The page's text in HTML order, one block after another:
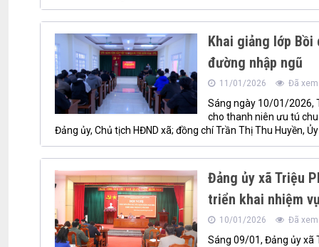
Khai giảng lớp
đường nhập ngũ
11/01/2026 Đã
Sáng ngày 10/01/2026,
cho thanh niên ưu tú
Đảng ủy, Chủ tịch HĐND xã; đồng chí Trần Thị Thu Huyền,
Đảng ủy xã Triệu
triển khai nhiệm
10/01/2026 Đã
Sáng 09/01, Đảng ủy xã